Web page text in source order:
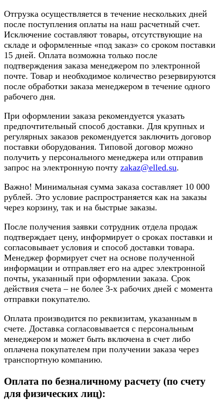
Отгрузка осуществляется в течение нескольких дней
после поступления оплаты на наш расчетный счет.
Исключение составляют товары, отсутствующие на
складе и оформленные «под заказ» со сроком поставки
15 дней. Оплата возможна только после
подтверждения заказа менеджером по электронной
почте. Товар и необходимое количество резервируются
после обработки заказа менеджером в течение одного
рабочего дня.
При оформлении заказа рекомендуется указать
предпочтительный способ доставки. Для крупных и
регулярных заказов рекомендуется заключить договор
поставки оборудования. Типовой договор можно
получить у персонального менеджера или отправив
запрос на электронную почту zakaz@elled.su.
Важно! Минимальная сумма заказа составляет 10 000
рублей. Это условие распространяется как на заказы
через корзину, так и на быстрые заказы.
После получения заявки сотрудник отдела продаж
подтверждает цену, информирует о сроках поставки и
согласовывает условия и способ доставки товара.
Менеджер формирует счет на основе полученной
информации и отправляет его на адрес электронной
почты, указанный при оформлении заказа. Срок
действия счета – не более 3-х рабочих дней с момента
отправки покупателю.
Оплата производится по реквизитам, указанным в
счете. Доставка согласовывается с персональным
менеджером и может быть включена в счет либо
оплачена покупателем при получении заказа через
транспортную компанию.
Оплата по безналичному расчету (по счету
для физических лиц):